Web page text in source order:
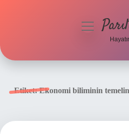
menüyü
Etiket:Ekonomi biliminin